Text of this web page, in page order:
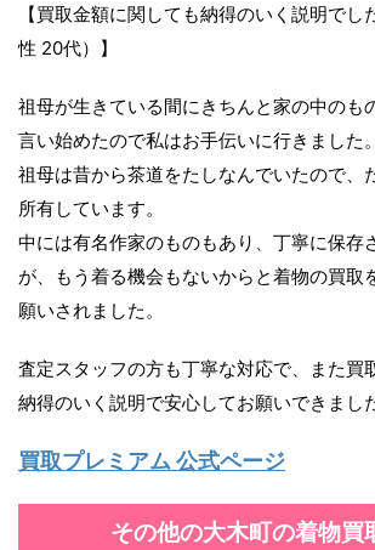
【買取金額に関しても納得のいく説明でし
性 20代）】
祖母が生きている間にきちんと家の中のも
言い始めたので私はお手伝いに行きました。
祖母は昔から茶道をたしなんでいたので、
所有しています。
中には有名作家のものもあり、丁寧に保存
が、もう着る機会もないからと着物の買取
願いされました。
査定スタッフの方も丁寧な対応で、また買
納得のいく説明で安心してお願いできまし
買取プレミアム 公式ページ
その他の大木町の着物買